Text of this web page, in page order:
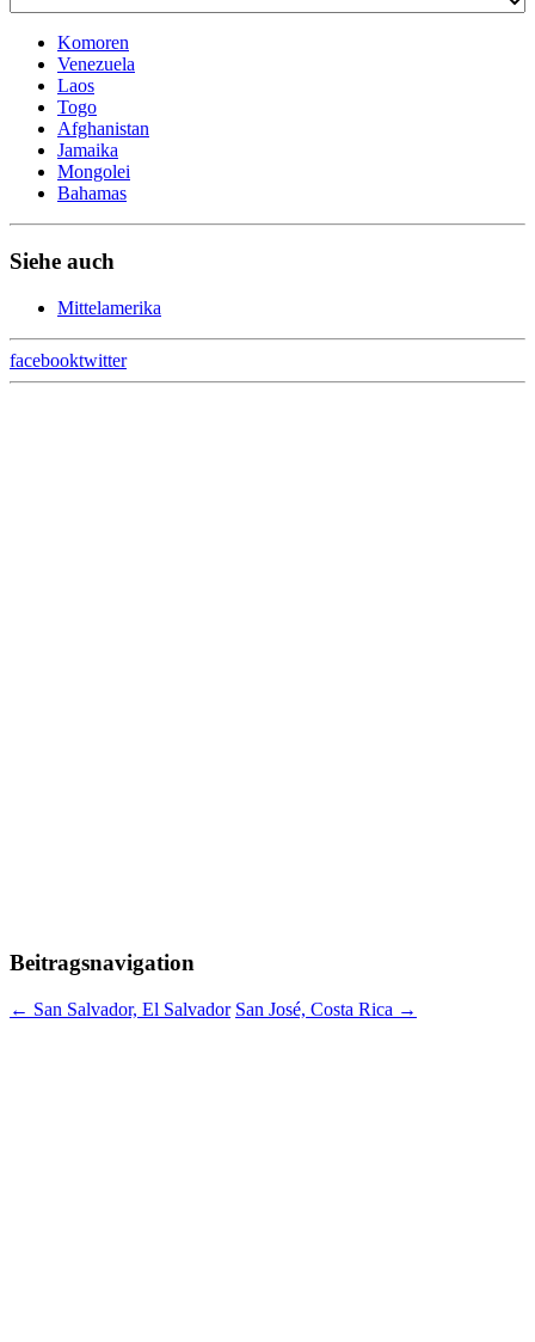
Komoren
Venezuela
Laos
Togo
Afghanistan
Jamaika
Mongolei
Bahamas
Siehe auch
Mittelamerika
facebooktwitter
Beitragsnavigation
← San Salvador, El Salvador San José, Costa Rica →